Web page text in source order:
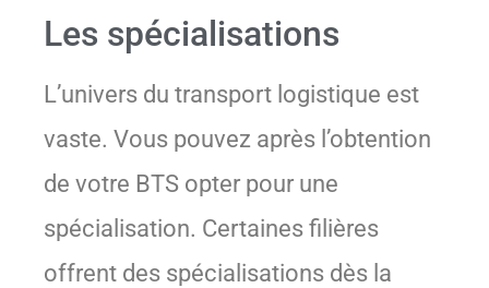
Les spécialisations
L’univers du transport logistique est
vaste. Vous pouvez après l’obtention
de votre BTS opter pour une
spécialisation. Certaines filières
offrent des spécialisations dès la